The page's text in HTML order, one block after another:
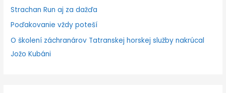
Strachan Run aj za dažďa
Poďakovanie vždy poteší
O školení záchranárov Tatranskej horskej služby nakrúcal
Jožo Kubáni